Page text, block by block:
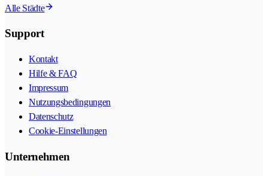
Alle Städte
Support
Kontakt
Hilfe & FAQ
Impressum
Nutzungsbedingungen
Datenschutz
Cookie-Einstellungen
Unternehmen